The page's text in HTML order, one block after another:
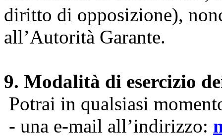
diritto di opposizione),
all’Autorità Garante.
9. Modalità di esercizio
Potrai in qualsiasi
- una e-mail all’indirizzo: